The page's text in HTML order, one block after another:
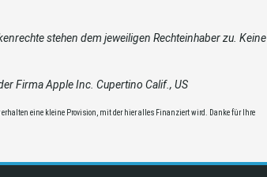
stehen dem jeweiligen Rechteinhaber zu. Keine
Firma Apple Inc. Cupertino Calif., US
eine kleine Provision, mit der hier alles Finanziert wird. Danke für Ihre